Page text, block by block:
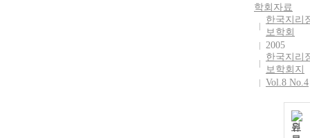
학회자료
한국지리
보학회
2005
한국지리
보학회지
Vol.8 No.4
원